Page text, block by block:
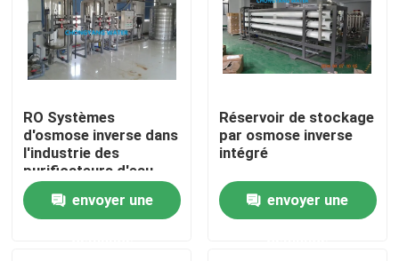
Visite d'usine
Contrôle de qualité
Contactez-nous
Demandez une citation
RO Systèmes
d'osmose inverse dans
l'industrie des
purificateurs d'eau
envoyer une
Réservoir de stockage
par osmose inverse
intégré
envoyer une